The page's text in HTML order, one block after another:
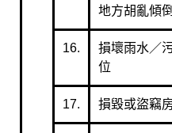
地方胡亂傾
16.
損壞雨水／
位
17. 損毀或盜竊